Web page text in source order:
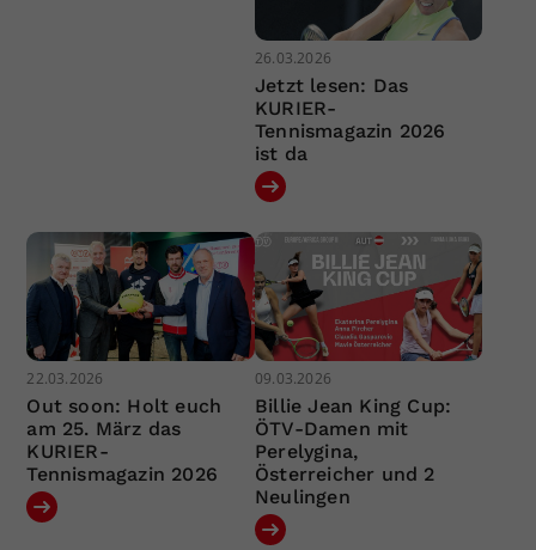
26.03.2026
Jetzt lesen: Das
KURIER-
Tennismagazin 2026
ist da
22.03.2026
Out soon: Holt euch
am 25. März das
KURIER-
Tennismagazin 2026
09.03.2026
Billie Jean King Cup:
ÖTV-Damen mit
Perelygina,
Österreicher und 2
Neulingen